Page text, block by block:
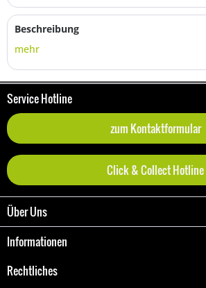
Beschreibung
mehr
Service Hotline
zum Kontaktformular
Click & Collect Hotline
Über Uns
Informationen
Rechtliches